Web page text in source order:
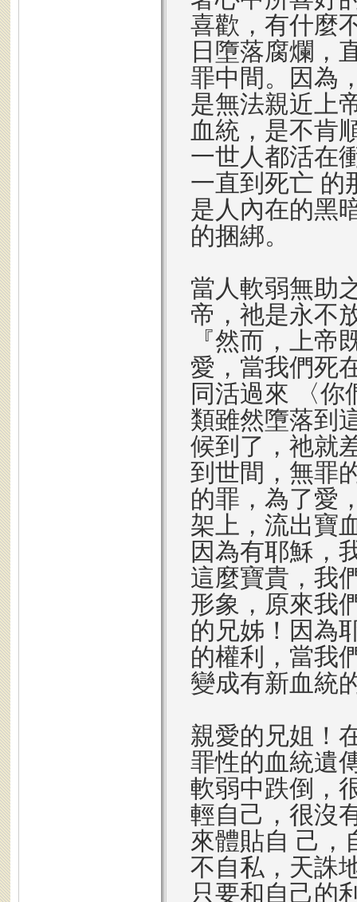
喜歡，有什麼
日墮落腐爛，
罪中間。因為
是無法親近上
血統，是不肯
一世人都活在
一直到死亡 的
是人內在的黑
的捆綁。
當人軟弱無助
帝，祂是永不
『然而，上帝
愛，當我們死
同活過來 〈你
類雖然墮落到
候到了，祂就
到世間，無罪
的罪，為了愛
架上，流出寶
因為有耶穌，
這麼寶貴，我
形象，原來我
的兄姊！因為
的權利，當我
變成有新血統
親愛的兄姐！
罪性的血統遺
軟弱中跌倒，
輕自己，很沒
來體貼自 己，
不自私，天誅
只要和自己的